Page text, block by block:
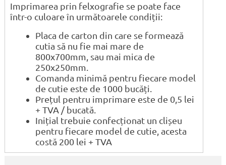
Imprimarea prin felxografie se poate face
într-o culoare în următoarele condiții:
Placa de carton din care se formează
cutia să nu fie mai mare de
800x700mm, sau mai mica de
250x250mm.
Comanda minimă pentru fiecare model
de cutie este de 1000 bucăți.
Prețul pentru imprimare este de 0,5 lei
+ TVA / bucată.
Inițial trebuie confecționat un clișeu
pentru fiecare model de cutie, acesta
costă 200 lei + TVA